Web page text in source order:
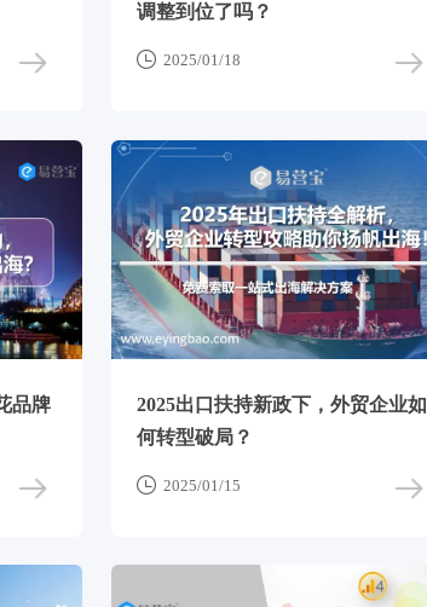
调整到位了吗？
 2025/01/18
品牌
2025出口扶持新政下，外贸企业如
何转型破局？
 2025/01/15